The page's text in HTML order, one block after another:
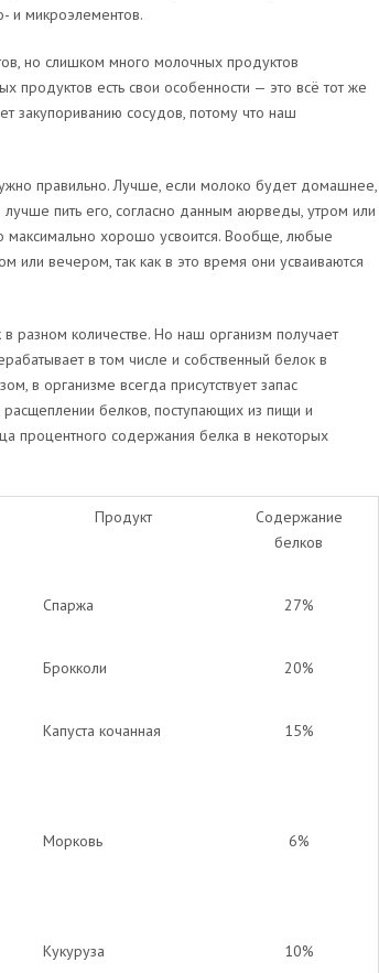
и микроэлементов.
но слишком много молочных продуктов
продуктов есть свои особенности — это всё тот же
закупориванию сосудов, потому что наш
правильно. Лучше, если молоко будет домашнее,
пить его, согласно данным аюрведы, утром или
хорошо усвоится. Вообще, любые
или вечером, так как в это время они усваиваются
разном количестве. Но наш организм получает
в том числе и собственный белок в
в организме всегда присутствует запас
белков, поступающих из пищи и
процентного содержания белка в некоторых
Продукт
Содержание
белков
Спаржа 27%
Брокколи 20%
Капуста кочанная 15%
Морковь 6%
Кукуруза 10%